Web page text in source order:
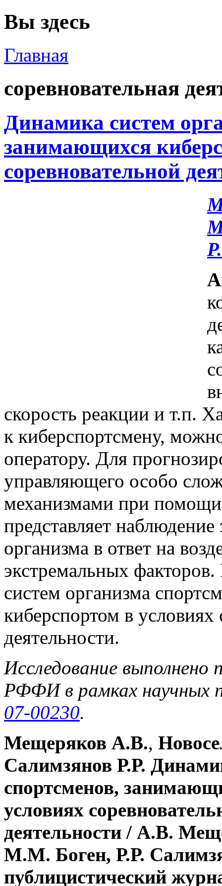
Вы здесь
Главная
соревновательная
Динамика систем
занимающихся
соревновательной
скорость реакции и т.п.
к киберспортсмену,
оператору. Для
управляющего особо
механизмами при
представляет
организма в ответ на
экстремальных
систем организма
киберспортом в условиях
деятельности.
Исследование
РФФИ в рамках
07-00230.
Мещеряков А.В.,
Салимзянов Р.Р.
спортсменов,
условиях
деятельности / А.В.
М.М. Боген, Р.Р.
публицистический